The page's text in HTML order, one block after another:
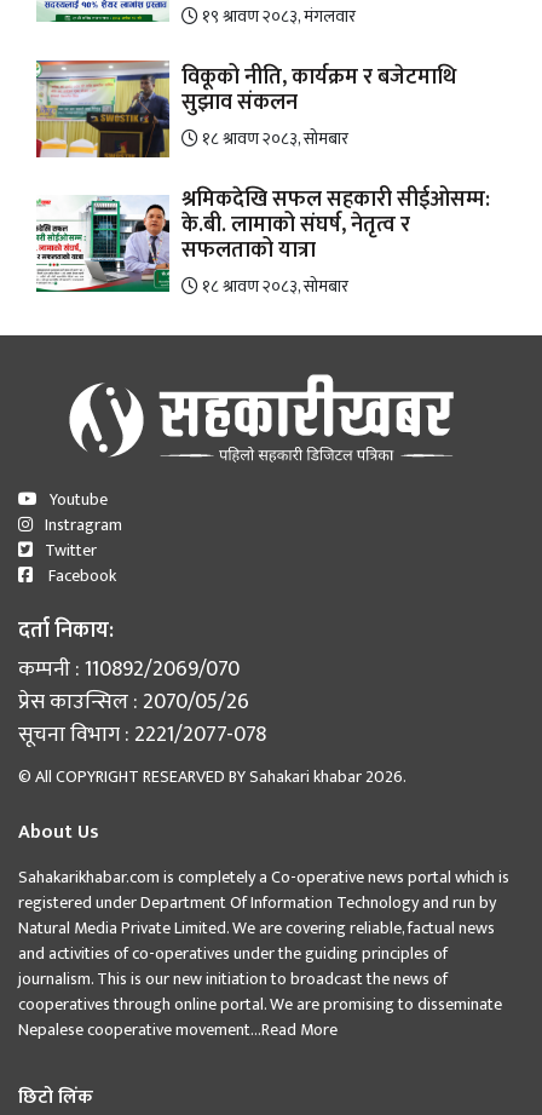
१९ श्रावण २०८३, मंगलवार
विकूको नीति, कार्यक्रम र बजेटमाथि
सुझाव संकलन
१८ श्रावण २०८३, सोमबार
श्रमिकदेखि सफल सहकारी सीईओसम्म:
के.बी. लामाको संघर्ष, नेतृत्व र
सफलताको यात्रा
१८ श्रावण २०८३, सोमबार
Facebook
Twitter
Instragram
Youtube
दर्ता निकाय:
कम्पनी : 110892/2069/070
प्रेस काउन्सिल : 2070/05/26
सूचना विभाग : 2221/2077-078
© All COPYRIGHT RESEARVED BYSahakari khabar2026.
About Us
Sahakarikhabar.com is completely a Co-operative news portal which is
registered under Department Of Information Technology and run by
Natural Media Private Limited. We are covering reliable, factual news
and activities of co-operatives under the guiding principles of
journalism. This is our new initiation to broadcast the news of
cooperatives through online portal. We are promising to disseminate
Nepalese cooperative movement...Read More
छिटो लिंक